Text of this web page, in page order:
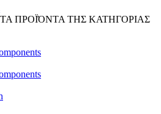
ΠΡΟΪΌΝΤΑ ΤΗΣ ΚΑΤΗΓΟΡΙΑΣ